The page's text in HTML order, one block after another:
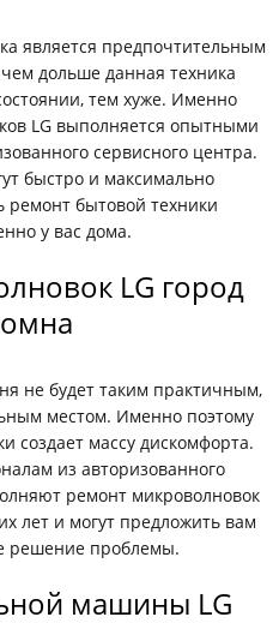
является предпочтительным
дольше данная техника
тем хуже. Именно
LG выполняется опытными
сервисного центра.
быстро и максимально
ремонт бытовой техники
у вас дома.
LG город
не будет таким практичным,
местом. Именно поэтому
создает массу дискомфорта.
из авторизованного
ремонт микроволновок
лет и могут предложить вам
решение проблемы.
машины LG